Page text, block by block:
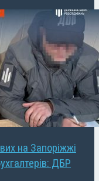
на Запоріжжі
ДБР